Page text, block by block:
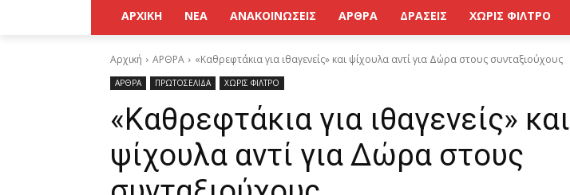
ΑΡΧΙΚΗ ΝΕΑ ΑΝΑΚΟΙΝΩΣΕΙΣ ΑΡΘΡΑ ΔΡΑΣΕΙΣ ΧΩΡΙΣ ΦΙΛΤΡΟ
Αρχική ΑΡΘΡΑ «Καθρεφτάκια για ιθαγενείς» και ψίχουλα αντί για Δώρα στους συνταξιούχους
ΑΡΘΡΑ ΠΡΩΤΟΣΕΛΙΔΑ ΧΩΡΙΣ ΦΙΛΤΡΟ
«Καθρεφτάκια για ιθαγενείς» και
ψίχουλα αντί για Δώρα στους